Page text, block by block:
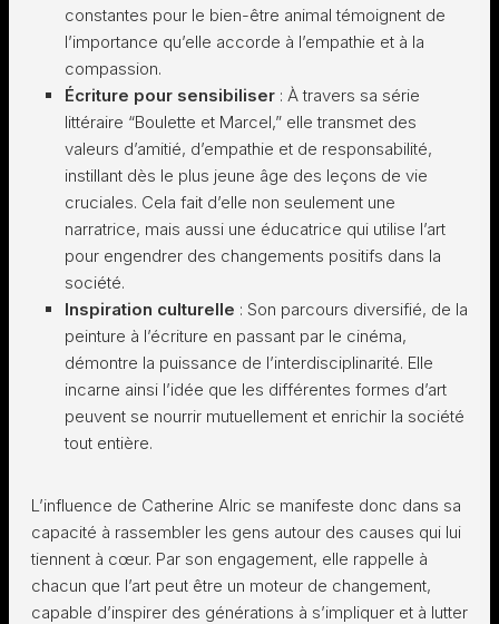
constantes pour le bien-être animal témoignent de
l’importance qu’elle accorde à l’empathie et à la
compassion.
Écriture pour sensibiliser : À travers sa série
littéraire “Boulette et Marcel,” elle transmet des
valeurs d’amitié, d’empathie et de responsabilité,
instillant dès le plus jeune âge des leçons de vie
cruciales. Cela fait d’elle non seulement une
narratrice, mais aussi une éducatrice qui utilise l’art
pour engendrer des changements positifs dans la
société.
Inspiration culturelle : Son parcours diversifié, de la
peinture à l’écriture en passant par le cinéma,
démontre la puissance de l’interdisciplinarité. Elle
incarne ainsi l’idée que les différentes formes d’art
peuvent se nourrir mutuellement et enrichir la société
tout entière.
L’influence de Catherine Alric se manifeste donc dans sa
capacité à rassembler les gens autour des causes qui lui
tiennent à cœur. Par son engagement, elle rappelle à
chacun que l’art peut être un moteur de changement,
capable d’inspirer des générations à s’impliquer et à lutter